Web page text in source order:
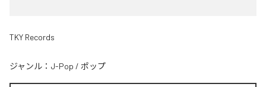
TKY Records
ジャンル： J-Pop / ポップ